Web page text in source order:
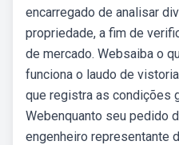
encarregado de analisar
propriedade, a fim de
de mercado. Websaiba o
funciona o laudo de
que registra as condições
Webenquanto seu pedido
engenheiro representante